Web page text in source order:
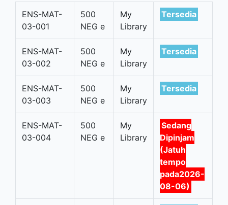
ENS-MAT-
03-001
500
NEG e
My
Library
Tersedia
ENS-MAT-
03-002
500
NEG e
My
Library
Tersedia
ENS-MAT-
03-003
500
NEG e
My
Library
Tersedia
ENS-MAT-
03-004
500
NEG e
My
Library
Sedang
Dipinjam
(Jatuh
tempo
pada2026-
08-06)